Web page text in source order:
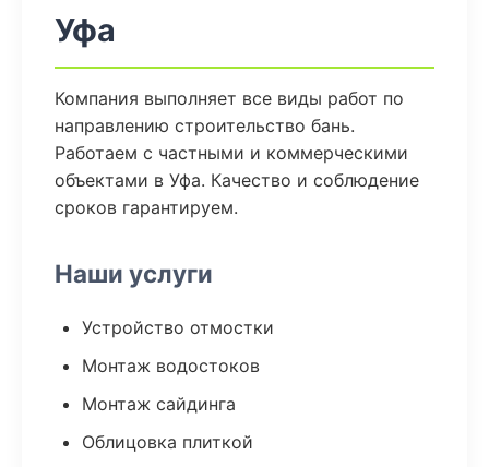
Уфа
Компания выполняет все виды работ по
направлению строительство бань.
Работаем с частными и коммерческими
объектами в Уфа. Качество и соблюдение
сроков гарантируем.
Наши услуги
Устройство отмостки
Монтаж водостоков
Монтаж сайдинга
Облицовка плиткой